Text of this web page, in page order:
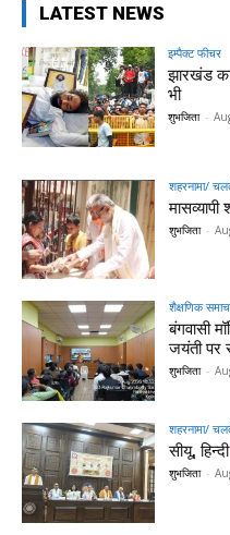
LATEST NEWS
इम्पैक्ट फीचर
झारखंड
भी
शुभजिता -
शहरनामा/
शुभजिता -
शैक्षणिक
बंगवासी
जयंती पर
शुभजिता -
शहरनामा/
सीयू,
शुभजिता -